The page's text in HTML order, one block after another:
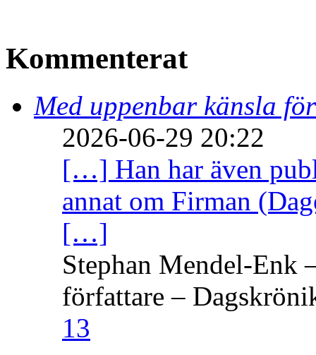
Kommenterat
Med uppenbar känsla
2026-06-29 20:22
[…] Han har även
annat om Firman
[…]
Stephan Mendel-Enk
författare –
13